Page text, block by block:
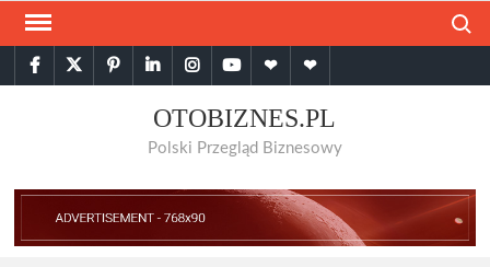
Skip
contentfacebooktwitterpinterestlinkedininstagramyoutubeGooglethemespiral
OTOBIZNES.PL
Polski Przegląd Biznesowy